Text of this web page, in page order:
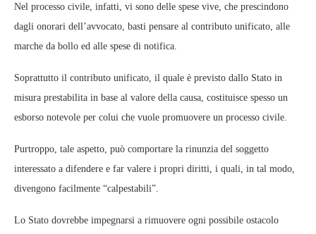
Nel processo civile, infatti, vi sono delle spese vive, che prescindono
dagli onorari dell’avvocato, basti pensare al contributo unificato, alle
marche da bollo ed alle spese di notifica.
Soprattutto il contributo unificato, il quale è previsto dallo Stato in
misura prestabilita in base al valore della causa, costituisce spesso un
esborso notevole per colui che vuole promuovere un processo civile.
Purtroppo, tale aspetto, può comportare la rinunzia del soggetto
interessato a difendere e far valere i propri diritti, i quali, in tal modo,
divengono facilmente “calpestabili”.
Lo Stato dovrebbe impegnarsi a rimuovere ogni possibile ostacolo